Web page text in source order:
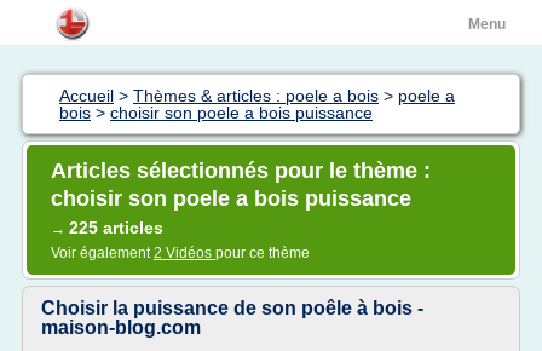
Menu
Accueil > Thèmes & articles : poele a bois > poele a
bois > choisir son poele a bois puissance
Articles sélectionnés pour le thème :
choisir son poele a bois puissance
→ 225 articles
Voir également2 Vidéos pour ce thème
Choisir la puissance de son poêle à bois -
maison-blog.com